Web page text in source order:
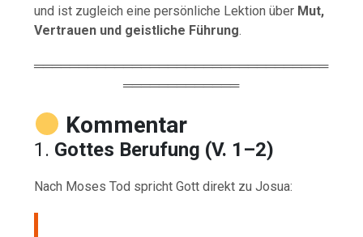
und ist zugleich eine persönliche Lektion über Mut,
Vertrauen und geistliche Führung.
═════════════════════════════════
═════════════
Kommentar
1. Gottes Berufung (V. 1–2)
Nach Moses Tod spricht Gott direkt zu Josua: